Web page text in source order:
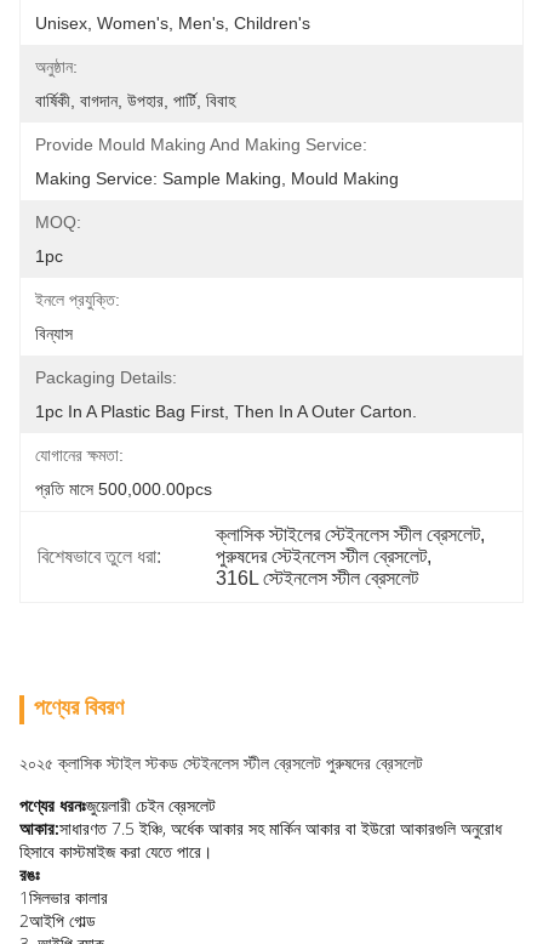
Unisex, Women's, Men's, Children's
অনুষ্ঠান:
বার্ষিকী, বাগদান, উপহার, পার্টি, বিবাহ
Provide Mould Making And Making Service:
Making Service: Sample Making, Mould Making
MOQ:
1pc
ইনলে প্রযুক্তি:
বিন্যাস
Packaging Details:
1pc In A Plastic Bag First, Then In A Outer Carton.
যোগানের ক্ষমতা:
প্রতি মাসে 500,000.00pcs
বিশেষভাবে তুলে ধরা:
ক্লাসিক স্টাইলের স্টেইনলেস স্টীল ব্রেসলেট,
পুরুষদের স্টেইনলেস স্টীল ব্রেসলেট,
316L স্টেইনলেস স্টীল ব্রেসলেট
পণ্যের বিবরণ
২০২৫ ক্লাসিক স্টাইল স্টকড স্টেইনলেস স্টীল ব্রেসলেট পুরুষদের ব্রেসলেট
পণ্যের ধরনঃজুয়েলারী চেইন ব্রেসলেট
আকার:সাধারণত 7.5 ইঞ্চি, অর্ধেক আকার সহ মার্কিন আকার বা ইউরো আকারগুলি অনুরোধ
হিসাবে কাস্টমাইজ করা যেতে পারে।
রঙঃ
1সিলভার কালার
2আইপি গোল্ড